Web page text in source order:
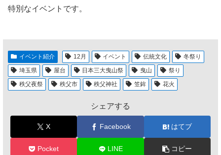
特別なイベントです。
イベント紹介 12月 イベント 伝統文化
冬祭り
埼玉県
屋台 日本三大曳山祭 曳山
祭り
秩父夜祭
秩父市 秩父神社 笠鉾 花火
シェアする
X Facebook はてブ
Pocket LINE コピー